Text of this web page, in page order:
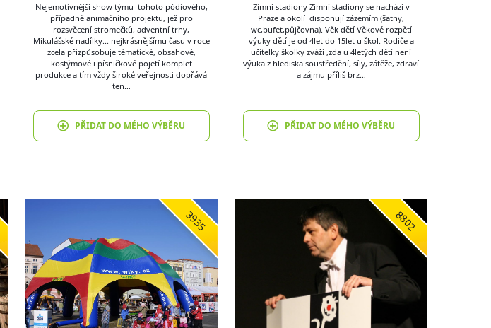
Nejemotivnější show týmu tohoto pódiového,
případně animačního projektu, jež pro
rozsvěcení stromečků, adventní trhy,
Mikulášské nadílky... nejkrásnějšímu času v roce
zcela přizpůsobuje tématické, obsahové,
kostýmové i písničkové pojetí komplet
produkce a tím vždy široké veřejnosti dopřává
ten…
PŘIDAT DO MÉHO VÝBĚRU
Zimní stadiony Zimní stadiony se nachází v
Praze a okolí disponují zázemím (šatny,
wc,bufet,půjčovna). Věk dětí Věkové rozpětí
výuky dětí je od 4let do 15let u škol. Rodiče a
učitelky školky zváží ,zda u 4letých dětí není
výuka z hlediska soustředění, síly, zátěže, zdraví
a zájmu příliš brz…
PŘIDAT DO MÉHO VÝBĚRU
3935 8802